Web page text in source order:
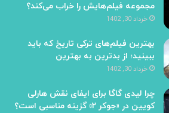
مجموعه‌ فیلم‌هایش را خراب می‌کند؟
خرداد 30, 1402
بهترین فیلم‌های ترکی تاریخ که باید
ببینید؛ از بدترین به بهترین
خرداد 30, 1402
چرا لیدی گاگا برای ایفای نقش هارلی
کویین در «جوکر ۲» گزینه مناسبی است؟